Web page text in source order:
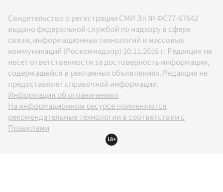
Свидетельство о регистрации СМИ Эл № ФС77-67642
выдано федеральной службой по надзору в сфере
связи, информационных технологий и массовых
коммуникаций (Роскомнадзор) 10.11.2016 г. Редакция не
несет ответственности за достоверность информации,
содержащейся в рекламных объявлениях. Редакция не
предоставляет справочной информации.
Информация об ограничениях
На информационном ресурсе применяются
рекомендательные технологии в соответствии с
Правилами
18+